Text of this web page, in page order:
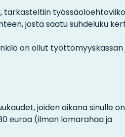
tarkasteltiin
josta saatu suhdeluku
on ollut työttömyyskassan
joiden aikana sinulle
euroa (ilman lomarahaa ja